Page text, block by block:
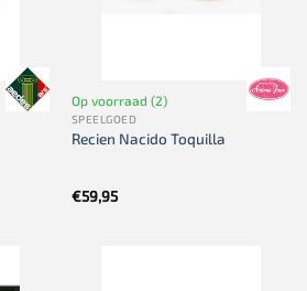
Op voorraad (2)
SPEELGOED
Recien Nacido Toquilla
€59,95